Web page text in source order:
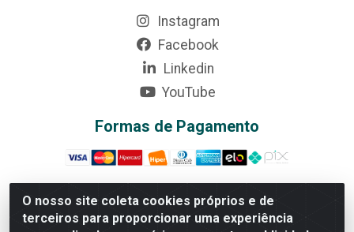
O nosso site coleta cookies próprios e de
terceiros para proporcionar uma experiência
Instagram
Facebook
Linkedin
YouTube
Formas de Pagamento
Rede Brasil - Avenida Universitária, nº 3860, Jardim das